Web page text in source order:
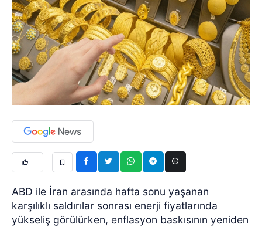
ABD ile İran arasında hafta sonu yaşanan
karşılıklı saldırılar sonrası enerji fiyatlarında
yükseliş görülürken, enflasyon baskısının yeniden